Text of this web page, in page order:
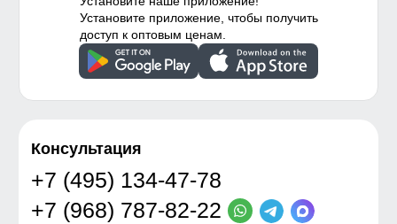
Установите приложение, чтобы получить
доступ к оптовым ценам.
Консультация
+7 (495) 134-47-78
+7 (968) 787-82-22